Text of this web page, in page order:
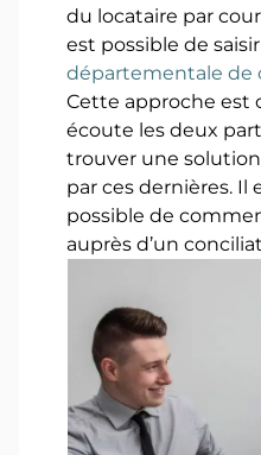
du locataire par
est possible de
départementale de
Cette approche est
écoute les deux
trouver une
par ces dernières. Il
possible de
auprès d’un